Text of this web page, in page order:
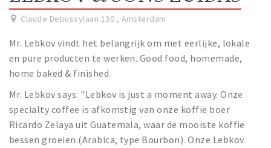
Sports & leisure
Magazine
Columns
Interviews
Hello Zuidas Articles
About Hello Zuidas
Claude Debussylaan 130 , Amsterdam
Mr. Lebkov vindt het belangrijk om met eerlijke, lokale
en pure producten te werken. Good food, homemade,
home baked & finished.
Mr. Lebkov says: "Lebkov is just a moment away. Onze
specialty coffee is afkomstig van onze koffie boer
Ricardo Zelaya uit Guatemala, waar de mooiste koffie
bessen groeien (Arabica, type Bourbon). Onze Lebkov